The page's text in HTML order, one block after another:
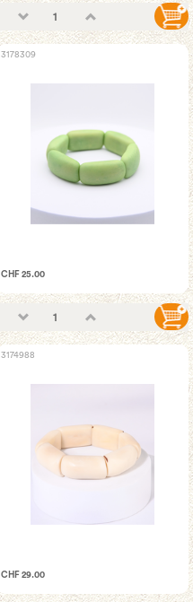
3178309
CHF 25.00
3174988
CHF 29.00